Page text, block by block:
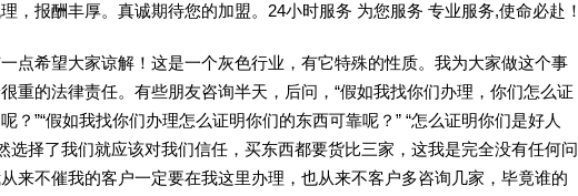
，报酬丰厚。真诚期待您的加盟。24小时服务 为您服务 专业服务,使命必赴！
点希望大家谅解！这是一个灰色行业，有它特殊的性质。我为大家做这个事
重的法律责任。有些朋友咨询半天，后问，“假如我找你们办理，你们怎么证
？”“假如我找你们办理怎么证明你们的东西可靠呢？” “怎么证明你们是好人
选择了我们就应该对我们信任，买东西都要货比三家，这我是完全没有任何问
来不催我的客户一定要在我这里办理，也从来不客户多咨询几家，毕竟谁的